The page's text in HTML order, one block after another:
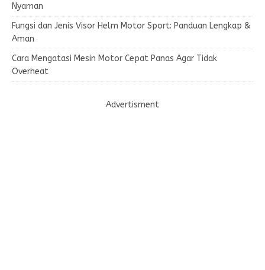
Nyaman
Fungsi dan Jenis Visor Helm Motor Sport: Panduan Lengkap &
Aman
Cara Mengatasi Mesin Motor Cepat Panas Agar Tidak
Overheat
Advertisment